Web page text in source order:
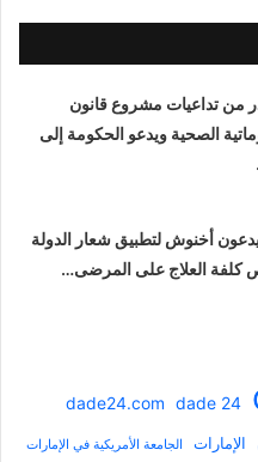
من تداعيات مشروع قانون
الصحية ويدعو الحكومة إلى
أخنوش لتطبيق شعار الدولة
كلفة العلاج على المرضى…
dade 24
dade24.com
الإمارات الجامعة الأمريكية في الإمارات